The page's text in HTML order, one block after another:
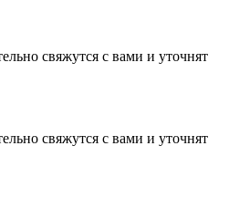
свяжутся с вами и уточнят
свяжутся с вами и уточнят